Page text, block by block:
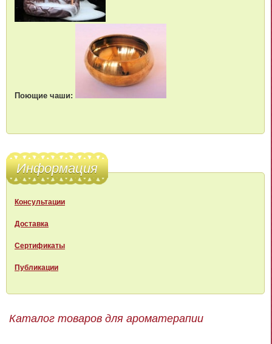
Поющие чаши:
Информация
Консультации
Доставка
Сертификаты
Публикации
Каталог товаров для ароматерапии